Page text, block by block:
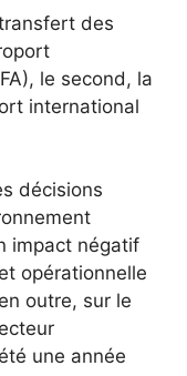
des
le second, la
international
décisions
impact négatif
opérationnelle
outre, sur le
une année